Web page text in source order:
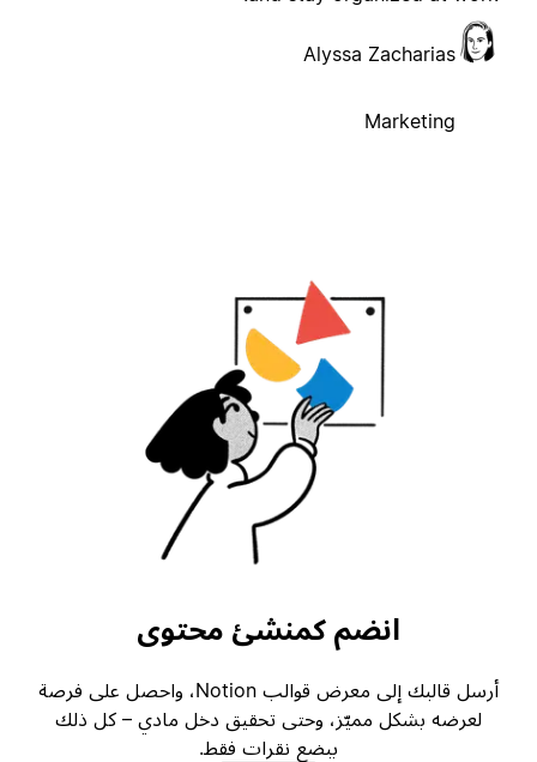
Alyssa Zacharias
Marketing
انضم كمنشئ محتوى
أرسل قالبك إلى معرض قوالب Notion، واحصل على فرصة
لعرضه بشكل مميّز، وحتى تحقيق دخل مادي – كل ذلك
ببضع نقرات فقط.